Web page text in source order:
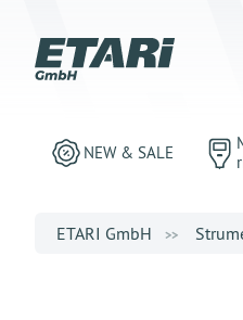
NEW & SALE
ETARI GmbH